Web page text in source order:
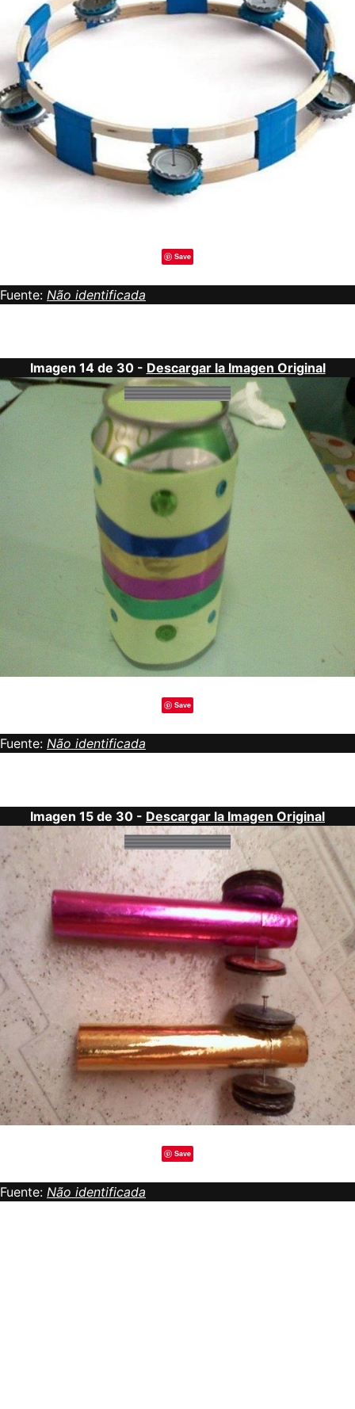
Save
Fuente: Não identificada
Imagen 14 de 30 - Descargar la Imagen Original
Save
Fuente: Não identificada
Imagen 15 de 30 - Descargar la Imagen Original
Save
Fuente: Não identificada